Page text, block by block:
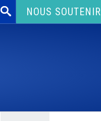
Rechercher :NOUS SOUTENIR